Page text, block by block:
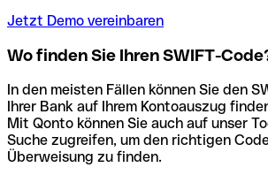
Jetzt Demo vereinbaren
Wo finden Sie Ihren SWIFT-
In den meisten Fällen können Sie den
Ihrer Bank auf Ihrem Kontoauszug
Mit Qonto können Sie auch auf unser
Suche zugreifen, um den richtigen
Überweisung zu finden.